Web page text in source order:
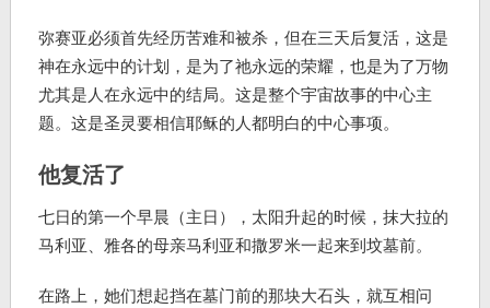
弥赛亚必须首先经历苦难和被杀，但在三天后复活，这是
神在永远中的计划，是为了祂永远的荣耀，也是为了万物
尤其是人在永远中的结局。这是整个宇宙故事的中心主
题。这是圣灵要相信耶稣的人都明白的中心事项。
他复活了
七日的第一个早晨（主日），太阳升起的时候，抹大拉的
马利亚、雅各的母亲马利亚和撒罗米一起来到坟墓前。
在路上，她们想起挡在墓门前的那块大石头，就互相问